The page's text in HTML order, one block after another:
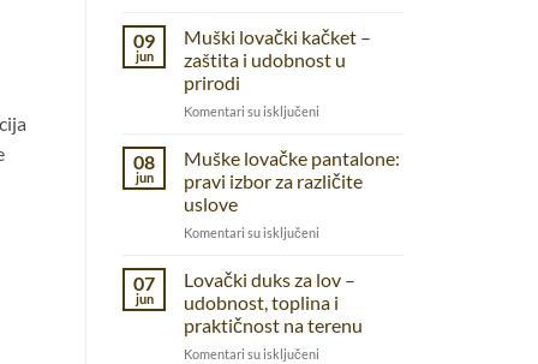
svakodnevnicu
majice
udobnost
aktivnosti
09
jun
Muški lovački kačket –
zaštita i udobnost u
prirodi
Komentari su isključeni
lovački
kačket
–
u
prirodi
08
jun
Muške lovačke pantalone:
pravi izbor za različite
uslove
Komentari su isključeni
lovačke
pravi
izbor
07
jun
Lovački duks za lov –
udobnost, toplina i
praktičnost na terenu
Komentari su isključeni